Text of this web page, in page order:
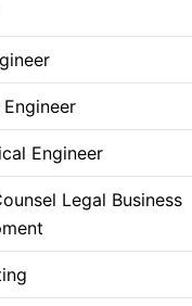
Engineer
Legal Business